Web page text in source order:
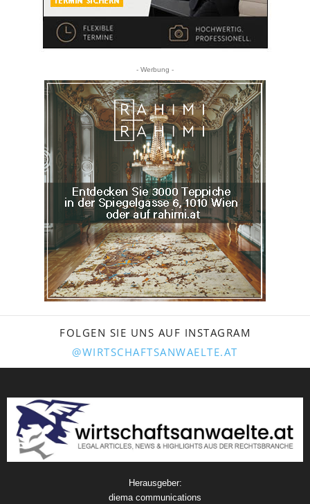
- Werbung -
FOLGEN SIE UNS AUF INSTAGRAM
@WIRTSCHAFTSANWAELTE.AT
Herausgeber:
diema communications